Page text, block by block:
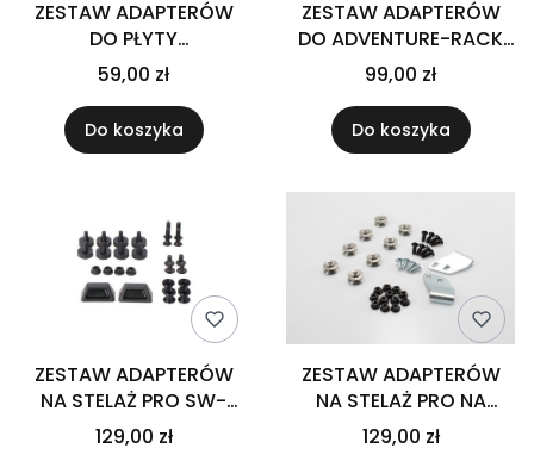
ZESTAW ADAPTERÓW
DO PŁYTY
MONTAŻOWEJ KUFRÓW
SYSBAG 10/15/30/S/M/L
SW-MOTECH BLACK
59,00 zł
Do koszyka
ZESTAW ADAPTERÓW
DO ADVENTURE-RACK
SW-MOTECH DO KUFRA
DUSC CZARNY
99,00 zł
Do koszyka
ZESTAW ADAPTERÓW
NA STELAŻ PRO SW-
MOTECH NA KUFRY
BOCZNE DO KUFRÓW
129,00 zł
ZESTAW ADAPTERÓW
NA STELAŻ PRO NA
KUFRY BOCZNE
BOCZNYCH TRAX SW-
129,00 zł